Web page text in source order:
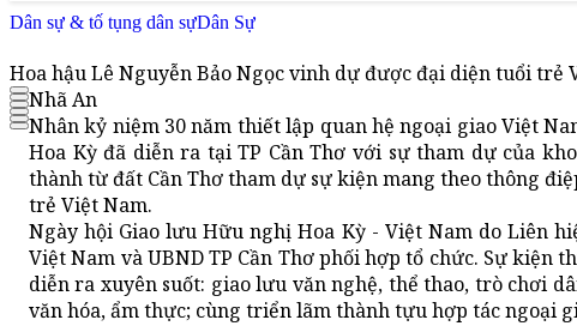
Dân sự & tố tụng dân sựDân Sự
Hoa hậu Lê Nguyễn Bảo Ngọc vinh dự được đại diện tuổi trẻ
Nhã An
Nhân kỷ niệm 30 năm thiết lập quan hệ ngoại giao Việt
Hoa Kỳ đã diễn ra tại TP Cần Thơ với sự tham dự của
thành từ đất Cần Thơ tham dự sự kiện mang theo thông
trẻ Việt Nam.
Ngày hội Giao lưu Hữu nghị Hoa Kỳ - Việt Nam do Liên
Việt Nam và UBND TP Cần Thơ phối hợp tổ chức. Sự
diễn ra xuyên suốt: giao lưu văn nghệ, thể thao, trò chơi
văn hóa, ẩm thực; cùng triển lãm thành tựu hợp tác ngoại